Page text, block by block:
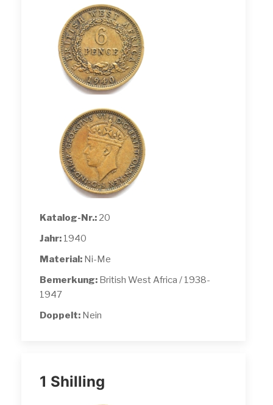
Katalog-Nr.: 20
Jahr: 1940
Material: Ni-Me
Bemerkung: British West Africa / 1938-
1947
Doppelt: Nein
1 Shilling